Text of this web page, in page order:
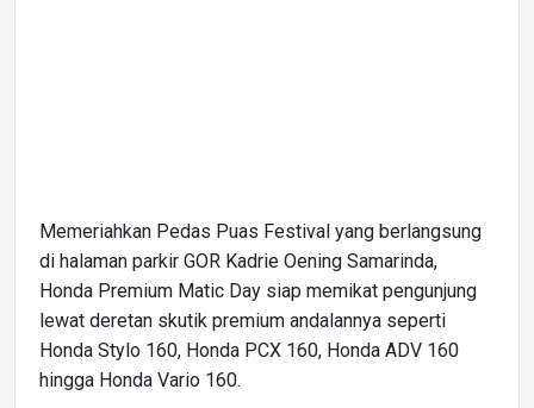
Memeriahkan Pedas Puas Festival yang berlangsung
di halaman parkir GOR Kadrie Oening Samarinda,
Honda Premium Matic Day siap memikat pengunjung
lewat deretan skutik premium andalannya seperti
Honda Stylo 160, Honda PCX 160, Honda ADV 160
hingga Honda Vario 160.